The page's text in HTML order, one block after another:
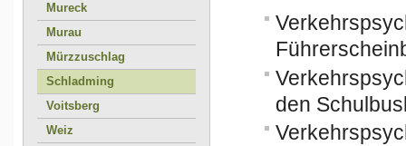
Mureck
Murau
Mürzzuschlag
Schladming
Voitsberg
Weiz
den